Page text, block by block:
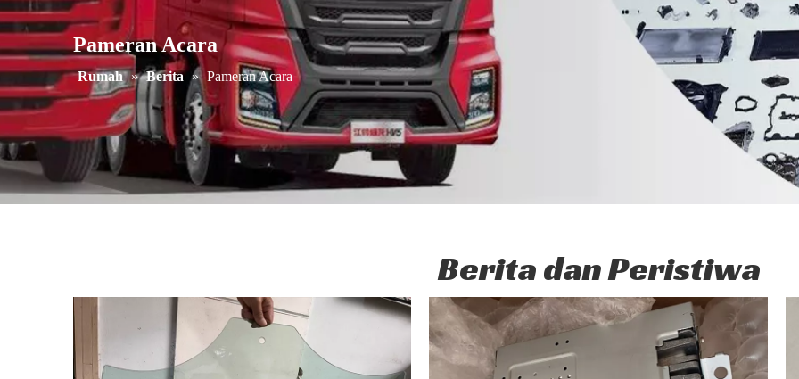
Pameran Acara
Rumah » Berita » Pameran Acara
Berita dan Peristiwa